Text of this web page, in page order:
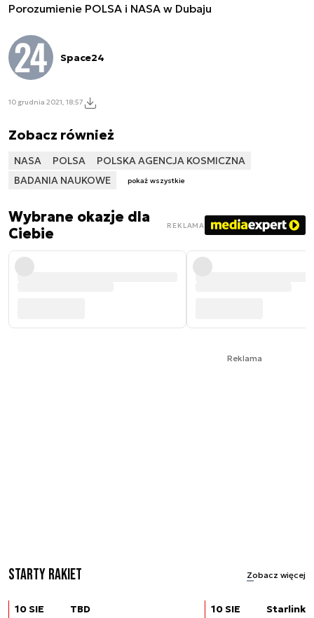
Porozumienie POLSA i NASA w Dubaju
Space24
10 grudnia 2021, 18:57
Zobacz również
NASA POLSA
POLSKA AGENCJA KOSMICZNA
BADANIA NAUKOWE
pokaż wszystkie
Wybrane okazje dla
Ciebie
REKLAMA
Reklama
Starty rakiet Zobacz więcej
10 SIE
TBD
10 SIE
Starlink